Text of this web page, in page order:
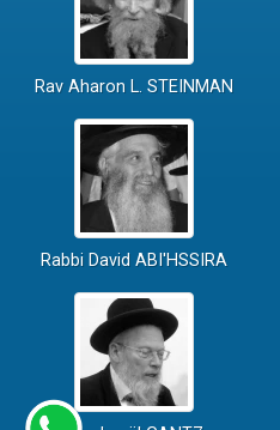
Rav Aharon L. STEINMAN
Rabbi David ABI'HSSIRA